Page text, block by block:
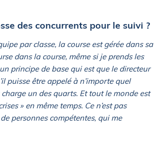
des concurrents pour le suivi ?
par classe, la course est gérée dans sa
dans la course, même si je prends les
principe de base qui est que le directeur
puisse être appelé à n’importe quel
un des quarts. Et tout le monde est
» en même temps. Ce n’est pas
personnes compétentes, qui me